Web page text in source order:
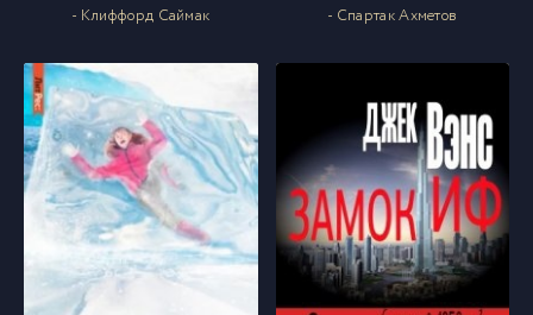
- Клиффорд Саймак - Спартак Ахметов